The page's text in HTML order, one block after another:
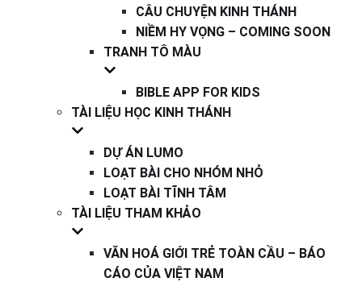
CÂU CHUYỆN KINH THÁNH
NIỀM HY VỌNG – COMING SOON
TRANH TÔ MÀU
BIBLE APP FOR KIDS
TÀI LIỆU HỌC KINH THÁNH
DỰ ÁN LUMO
LOẠT BÀI CHO NHÓM NHỎ
LOẠT BÀI TĨNH TÂM
TÀI LIỆU THAM KHẢO
VĂN HOÁ GIỚI TRẺ TOÀN CẦU – BÁO
CÁO CỦA VIỆT NAM